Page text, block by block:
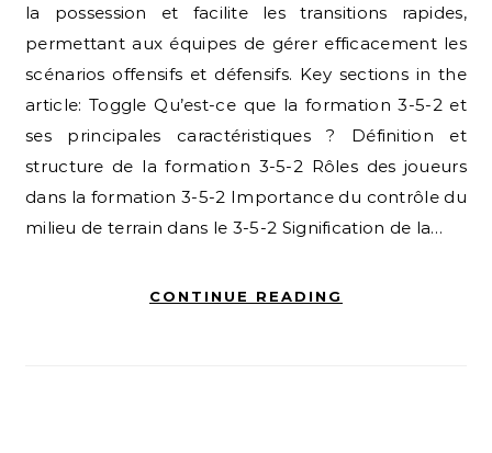
la possession et facilite les transitions rapides,
permettant aux équipes de gérer efficacement les
scénarios offensifs et défensifs. Key sections in the
article: Toggle Qu’est-ce que la formation 3-5-2 et
ses principales caractéristiques ? Définition et
structure de la formation 3-5-2 Rôles des joueurs
dans la formation 3-5-2 Importance du contrôle du
milieu de terrain dans le 3-5-2 Signification de la…
CONTINUE READING